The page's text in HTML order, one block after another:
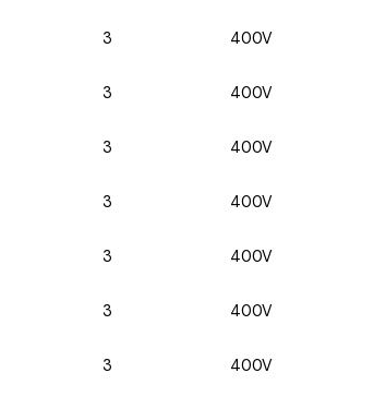
3 400V
3 400V
3 400V
3 400V
3 400V
3 400V
3 400V